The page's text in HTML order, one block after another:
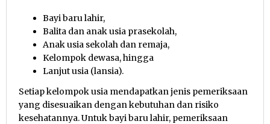
Bayi baru lahir,
Balita dan anak usia prasekolah,
Anak usia sekolah dan remaja,
Kelompok dewasa, hingga
Lanjut usia (lansia).
Setiap kelompok usia mendapatkan jenis pemeriksaan
yang disesuaikan dengan kebutuhan dan risiko
kesehatannya. Untuk bayi baru lahir, pemeriksaan